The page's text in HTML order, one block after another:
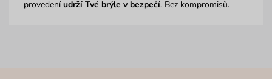
provedeníudrží Tvé brýle v bezpečí. Bez kompromisů.